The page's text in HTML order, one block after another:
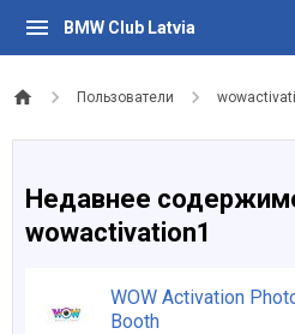
BMW Club Latvia
Пользователи
Недавнее
wowactivation1
WOW Activation
Booth